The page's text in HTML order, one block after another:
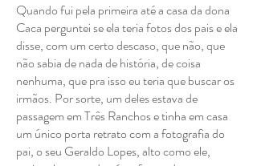
Quando fui pela primeira até a casa da dona
Caca perguntei se ela teria fotos dos pais e ela
disse, com um certo descaso, que não, que
não sabia de nada de história, de coisa
nenhuma, que pra isso eu teria que buscar os
irmãos. Por sorte, um deles estava de
passagem em Três Ranchos e tinha em casa
um único porta retrato com a fotografia do
pai, o seu Geraldo Lopes, alto como ele,